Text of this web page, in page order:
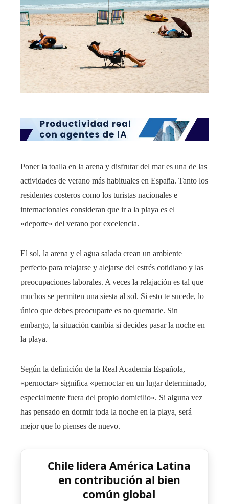
Poner la toalla en la arena y disfrutar del mar es una de las
actividades de verano más habituales en España. Tanto los
residentes costeros como los turistas nacionales e
internacionales consideran que ir a la playa es el
«deporte» del verano por excelencia.
El sol, la arena y el agua salada crean un ambiente
perfecto para relajarse y alejarse del estrés cotidiano y las
preocupaciones laborales. A veces la relajación es tal que
muchos se permiten una siesta al sol. Si esto te sucede, lo
único que debes preocuparte es no quemarte. Sin
embargo, la situación cambia si decides pasar la noche en
la playa.
Según la definición de la Real Academia Española,
«pernoctar» significa «pernoctar en un lugar determinado,
especialmente fuera del propio domicilio». Si alguna vez
has pensado en dormir toda la noche en la playa, será
mejor que lo pienses de nuevo.
Chile lidera América Latina
en contribución al bien
común global